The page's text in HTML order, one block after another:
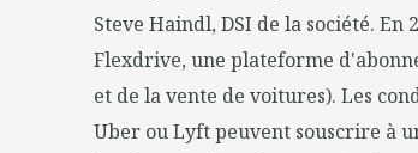
Steve Haindl, DSI de la société. En
Flexdrive, une plateforme
et de la vente de voitures). Les
Uber ou Lyft peuvent souscrire à